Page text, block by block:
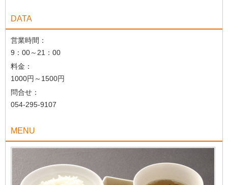
DATA
営業時間：
9：00～21：00
料金：
1000円～1500円
問合せ：
054-295-9107
MENU